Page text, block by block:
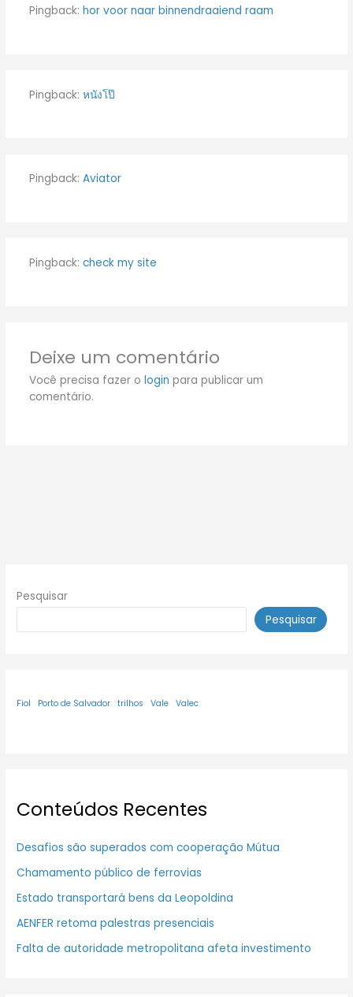
Pingback: hor voor naar binnendraaiend raam
Pingback: หนังโป๊
Pingback: Aviator
Pingback: check my site
Deixe um comentário
Você precisa fazer o login para publicar um
comentário.
Pesquisar
Pesquisar
Fiol Porto de Salvador trilhos Vale Valec
Conteúdos Recentes
Desafios são superados com cooperação Mútua
Chamamento público de ferrovias
Estado transportará bens da Leopoldina
AENFER retoma palestras presenciais
Falta de autoridade metropolitana afeta investimento